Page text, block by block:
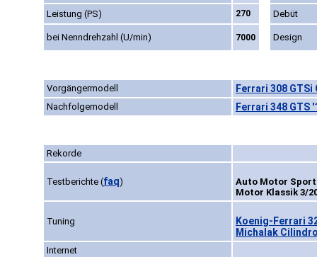
Leistung (PS)
270 Debüt
bei Nenndrehzahl (U/min) 7000 Design
Vorgängermodell Ferrari 308
Nachfolgemodell Ferrari 348 GTS
Rekorde
Testberichte (faq)
Auto Motor Sport
Motor Klassik 3/
Tuning
Koenig-Ferrari
Michalak
Internet